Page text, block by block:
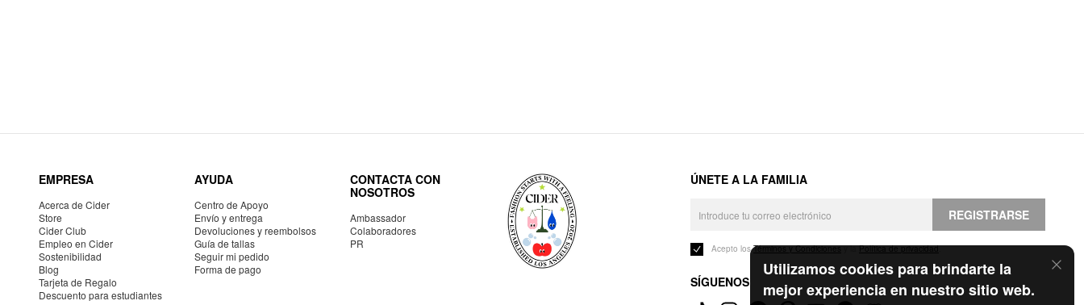
Utilizamos cookies para brindarte la
mejor experiencia en nuestro sitio web.
EMPRESA
Acerca de Cider
Store
Cider Club
Empleo en Cider
Sostenibilidad
Blog
Tarjeta de Regalo
Descuento para estudiantes
AYUDA
Centro de Apoyo
Envío y entrega
Devoluciones y reembolsos
Guía de tallas
Seguir mi pedido
Forma de pago
CONTACTA CON
NOSOTROS
Ambassador
Colaboradores
PR
ÚNETE A LA FAMILIA
REGISTRARSE
Acepto losTérminos y Condicionesy laPolítica de privacidad.
SÍGUENOS